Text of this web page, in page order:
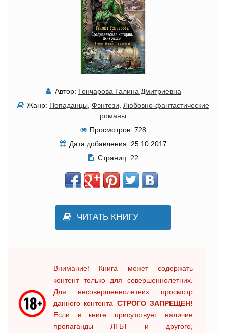
Автор: Гончарова Галина Дмитриевна
Жанр: Попаданцы Фэнтези
Любовно-фантастические
романы
Просмотров: 728
Дата добавления: 25.10.2017
Страниц: 22
ЧИТАТЬ КНИГУ
Внимание! Книга может содержать
контент только для совершеннолетних.
Для несовершеннолетних просмотр
данного контента СТРОГО ЗАПРЕЩЕН!
Если в книге присутствует наличие
пропаганды ЛГБТ и другого,